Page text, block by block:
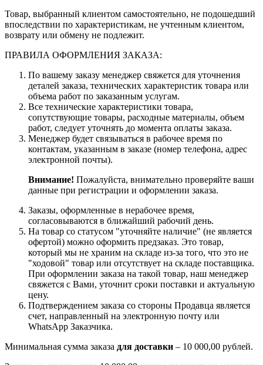
Товар, выбранный клиентом самостоятельно, не подошедший
впоследствии по характеристикам, не учтенным клиентом,
возврату или обмену не подлежит.
ПРАВИЛА ОФОРМЛЕНИЯ ЗАКАЗА:
По вашему заказу менеджер свяжется для уточнения
деталей заказа, технических характеристик товара или
объема работ по заказанным услугам.
Все технические характеристики товара,
сопутствующие товары, расходные материалы, объем
работ, следует уточнять до момента оплаты заказа.
Менеджер будет связываться в рабочее время по
контактам, указанным в заказе (номер телефона, адрес
электронной почты).
Внимание! Пожалуйста, внимательно проверяйте ваши
данные при регистрации и оформлении заказа.
Заказы, оформленные в нерабочее время,
согласовываются в ближайший рабочий день.
На товар со статусом "уточняйте наличие" (не является
офертой) можно оформить предзаказ. Это товар,
который мы не храним на складе из-за того, что это не
"ходовой" товар или отсутствует на складе поставщика.
При оформлении заказа на такой товар, наш менеджер
свяжется с Вами, уточнит сроки поставки и актуальную
цену.
Подтверждением заказа со стороны Продавца является
счет, направленный на электронную почту или
WhatsApp Заказчика.
Минимальная сумма заказа для доставки – 10 000,00 рублей.